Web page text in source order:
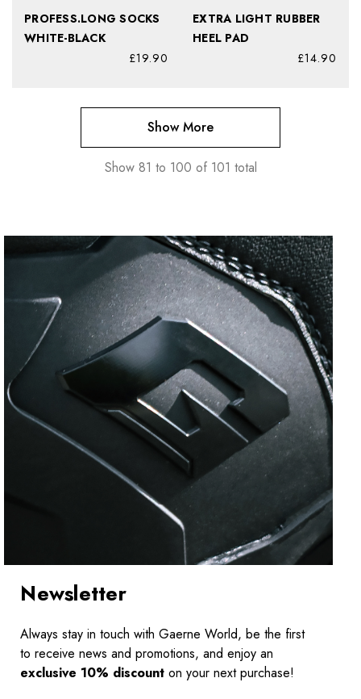
PROFESS.LONG SOCKS
WHITE-BLACK
£19.90
EXTRA LIGHT RUBBER
HEEL PAD
£14.90
Show More
Show 81 to 100 of 101 total
Newsletter
Always stay in touch with Gaerne World, be the first
to receive news and promotions, and enjoy an
exclusive 10% discount on your next purchase!